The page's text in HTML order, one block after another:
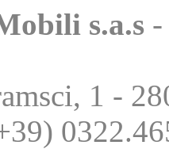
s.a.s
1 -